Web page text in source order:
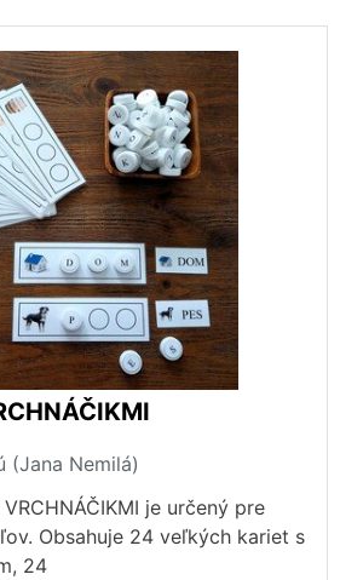
(Jana Nemilá)
je určený pre
Obsahuje 24 veľkých kariet s
24